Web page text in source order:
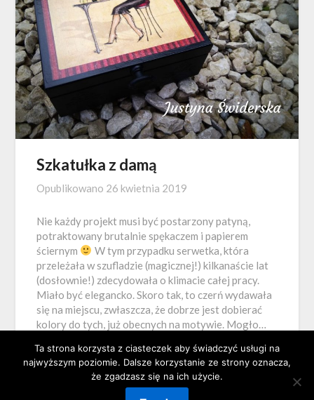
Szkatułka z damą
Opublikowano 26 kwietnia 2019
Nie każdy projekt musi być postarzony patyną,
potraktowany brutalnie spękaczem i papierem
ściernym
W tym przypadku serwetka, która
przeleżała w szufladzie (magicznej!) kilkanaście lat
(dosłownie!) zdecydowała o klimacie całej pracy.
Miało być elegancko. Skoro tak, to czerń wydawała
się na miejscu, zwłaszcza, że dobrze jest dobierać
kolory do tych, już obecnych na motywie. Mogło…
Ta strona korzysta z ciasteczek aby świadczyć usługi na
najwyższym poziomie. Dalsze korzystanie ze strony oznacza,
że zgadzasz się na ich użycie.